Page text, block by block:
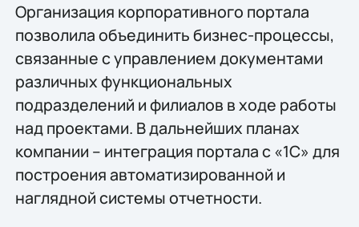
Организация корпоративного портала
позволила объединить бизнес-процессы,
связанные с управлением документами
различных функциональных
подразделений и филиалов в ходе работы
над проектами. В дальнейших планах
компании – интеграция портала с «1С» для
построения автоматизированной и
наглядной системы отчетности.